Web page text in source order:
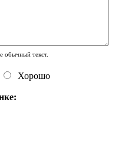
обычный текст.
Хорошо